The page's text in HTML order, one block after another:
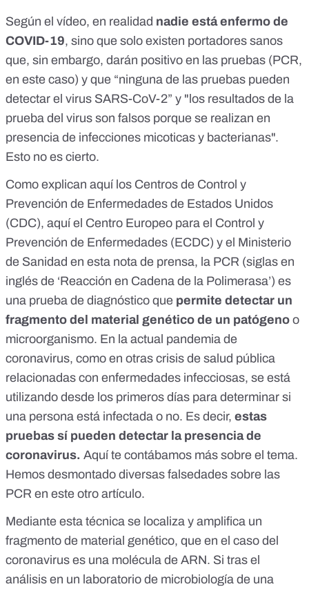
Según el vídeo, en realidad nadie está enfermo de
COVID-19, sino que solo existen portadores sanos
que, sin embargo, darán positivo en las pruebas (PCR,
en este caso) y que “ninguna de las pruebas pueden
detectar el virus SARS-CoV-2” y "los resultados de la
prueba del virus son falsos porque se realizan en
presencia de infecciones micoticas y bacterianas".
Esto no es cierto.
Como explican aquí los Centros de Control y
Prevención de Enfermedades de Estados Unidos
(CDC), aquíel Centro Europeo para el Control y
Prevención de Enfermedades (ECDC) y el Ministerio
de Sanidad en esta nota de prensa, la PCR (siglas en
inglés de ‘Reacción en Cadena de la Polimerasa’) es
una prueba de diagnóstico que permite detectar un
fragmento del material genético de un patógeno o
microorganismo. En la actual pandemia de
coronavirus, como en otras crisis de salud pública
relacionadas con enfermedades infecciosas, se está
utilizando desde los primeros días para determinar si
una persona está infectada o no. Es decir, estas
pruebas sí pueden detectar la presencia de
coronavirus. Aquíte contábamos más sobre el tema.
Hemos desmontado diversas falsedades sobre las
PCR en este otro artículo.
Mediante esta técnica se localiza y amplifica un
fragmento de material genético, que en el caso del
coronavirus es una molécula de ARN. Si tras el
análisis en un laboratorio de microbiología de una